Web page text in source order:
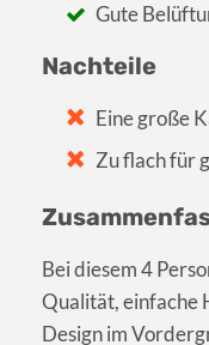
Gute
Nachteile
Eine große
Zu flach für
Bei diesem 4
Qualität, einfache
Design im